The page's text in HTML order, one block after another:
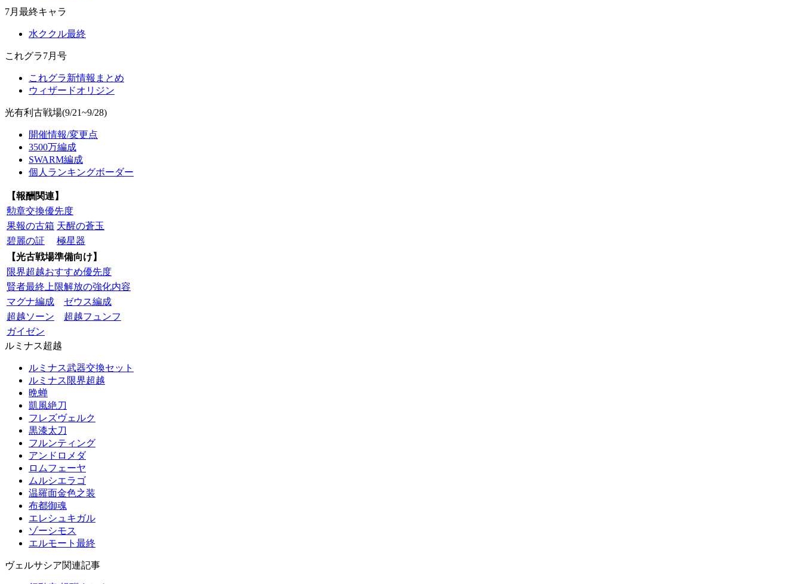
7月最終キャラ
水ククル最終
これグラ7月号
これグラ新情報まとめ
ウィザードオリジン
光有利古戦場(9/21~9/28)
開催情報/変更点
3500万編成
SWARM編成
個人ランキングボーダー
【報酬関連】
勲章交換優先度
果報の古箱 天醒の蒼玉
碧麗の証
極星器
【光古戦場準備向け】
限界超越おすすめ優先度
賢者最終上限解放の強化内容
マグナ編成
ゼウス編成
超越ソーン
超越フュンフ
ガイゼン
ルミナス超越
ルミナス武器交換セット
ルミナス限界超越
晩蝉
凱風絶刀
フレズヴェルク
黒漆太刀
フルンティング
アンドロメダ
ロムフェーヤ
ムルシエラゴ
温羅面金色之装
布都御魂
エレシュキガル
ゾーシモス
エルモート最終
ヴェルサシア関連記事